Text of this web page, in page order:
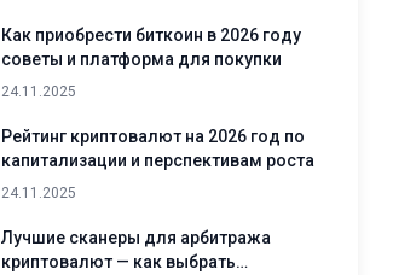
Как приобрести биткоин в 2026 году
советы и платформа для покупки
24.11.2025
Рейтинг криптовалют на 2026 год по
капитализации и перспективам роста
24.11.2025
Лучшие сканеры для арбитража
криптовалют — как выбрать